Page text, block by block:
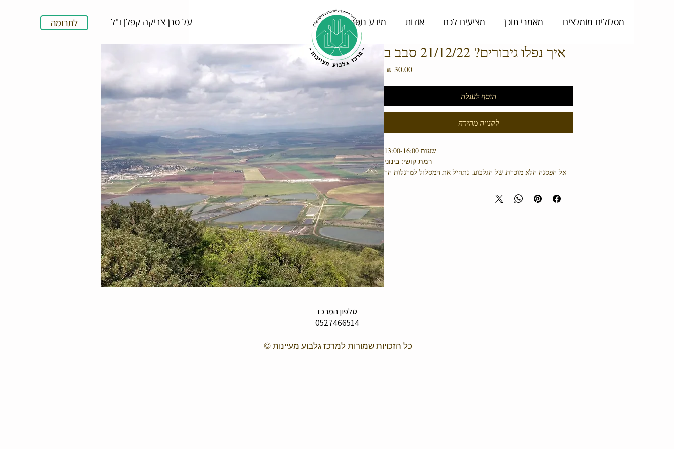
לתרומה על סרן צביקה קפלן ז"ל מסלולים מומלצים מאמרי תוכן מציעים לכם אודות מידע נוסף
איך נפלו גיבורים? 21/12/22 סבב ב
הוסף לעגלה
לקנייה מהירה
שעות 13:00-16:00
רמת קושי: בינוני
אל הפסגה הלא מוכרת של הגלבוע. נתחיל את המסלול למרגלות הר
על דמויות מקומויות הקשורות לערך הגבורה שמחבר אותנו לסיפור חג
טלפון המרכז
0527466514
כל הזכויות שמורות למרכז גלבוע מעיינות ©